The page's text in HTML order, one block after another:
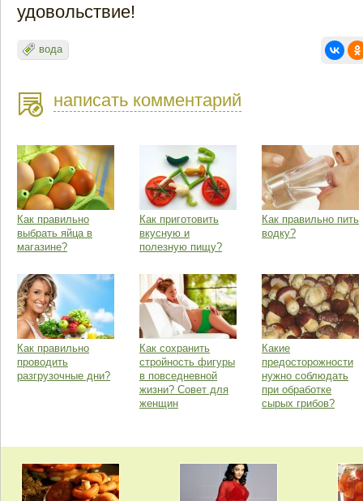
удовольствие!
вода
написать комментарий
Как правильно
выбрать яйца в
магазине?
Как приготовить
вкусную и
полезную пищу?
Как правильно пить
водку?
Как правильно
проводить
разгрузочные дни?
Как сохранить
стройность фигуры
в повседневной
жизни? Совет для
женщин
Какие
предосторожности
нужно соблюдать
при обработке
сырых грибов?